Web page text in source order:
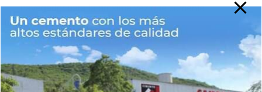
navegador para la próxima vez que comente.